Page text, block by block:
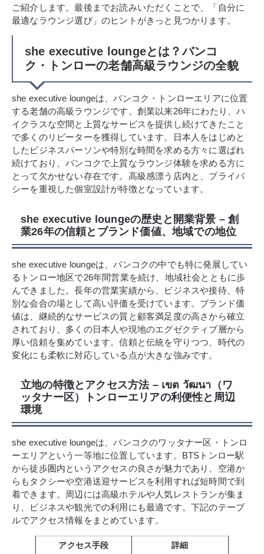
ご紹介します。最後までお読みいただくことで、「自分に
最適なラウンジ選び」のヒントがきっと見つかります。
she executive loungeとは？バンコ
ク・トンローの老舗高級ラウンジの全貌
she executive loungeは、バンコク・トンローエリアに位置
する老舗の高級ラウンジです。創業以来26年にわたり、ハ
イクラスな空間と上質なサービスを提供し続けてきたこと
で多くのリピーターを獲得しています。日本人をはじめと
したビジネスパーソンや特別な時間を求める方々に選ばれ
続けており、バンコクで上質なラウンジ体験を求める方に
とって欠かせない存在です。高級感漂う店内と、プライバ
シーを重視した個室設計が特徴となっています。
she executive loungeの歴史と開業背景 – 創
業26年の信頼とブランド価値、地域での地位
she executive loungeは、バンコクの中でも特に発展してい
るトンロー地区で26年間営業を続け、地域社会とともに歩
んできました。長年の営業実績から、ビジネスや接待、特
別な会合の場として高い評価を受けています。ブランド価
値は、継続的なサービスの質と顧客満足度の高さから確立
されており、多くの日本人や現地のエグゼクティブ層から
厚い信頼を集めています。信頼と伝統を守りつつ、時代の
変化にも柔軟に対応している点が大きな強みです。
立地の特徴とアクセス方法 – เขต วัฒนา（ワ
ッタナー区）トンローエリアの利便性と周辺
環境
she executive loungeは、バンコクのワッタナー区・トンロ
ーエリアという一等地に位置しています。BTSトンロー駅
から徒歩圏内というアクセスの良さが魅力であり、空港か
らもタクシーや空港送迎サービスを利用すれば短時間で到
着できます。周辺には高級ホテルや人気レストランが集ま
り、ビジネスや観光での利用にも最適です。下記のテーブ
ルでアクセス情報をまとめています。
アクセス手段 詳細